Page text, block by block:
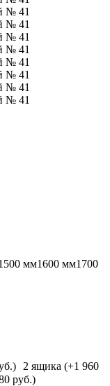
мм1600 мм1700
2 ящика (+1 960
руб.)